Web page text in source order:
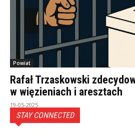
Powiat
Rafał Trzaskowski
w więzieniach i aresztach
19-05-2025
STAY CONNECTED